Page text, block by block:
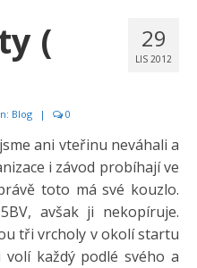
29
LIS 2012
(
Blog | 0
ani vteřinu neváhali a
i závod probíhají ve
toto má své kouzlo.
avšak ji nekopíruje.
tři vrcholy v okolí startu
každý podlé svého a